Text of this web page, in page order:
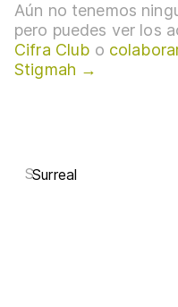
Aún no tenemos
pero puedes ver los
Cifra Club o
Stigmah →
SSurreal